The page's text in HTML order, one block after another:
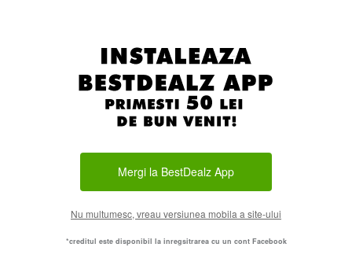
Mergi la BestDealz App
Nu multumesc, vreau versiunea mobila a site-ului
*creditul este disponibil la inregsitrarea cu un cont Facebook